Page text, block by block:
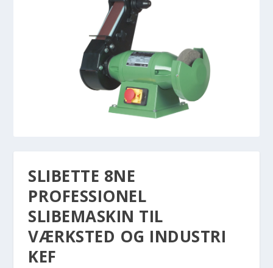
SLIBETTE 8NE
PROFESSIONEL
SLIBEMASKIN TIL
VÆRKSTED OG INDUSTRI
KEF